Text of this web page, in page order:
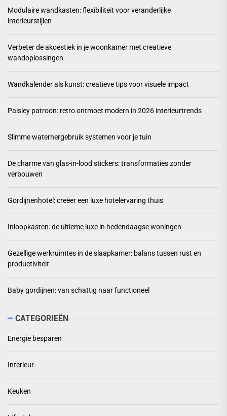
Modulaire wandkasten: flexibiliteit voor veranderlijke
interieurstijlen
Verbeter de akoestiek in je woonkamer met creatieve
wandoplossingen
Wandkalender als kunst: creatieve tips voor visuele impact
Paisley patroon: retro ontmoet modern in 2026 interieurtrends
Slimme waterhergebruik systemen voor je tuin
De charme van glas-in-lood stickers: transformaties zonder
verbouwen
Gordijnenhotel: creëer een luxe hotelervaring thuis
Inloopkasten: de ultieme luxe in hedendaagse woningen
Gezellige werkruimtes in de slaapkamer: balans tussen rust en
productiviteit
Baby gordijnen: van schattig naar functioneel
CATEGORIEËN
Energie besparen
Interieur
Keuken